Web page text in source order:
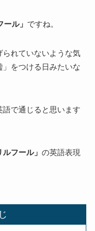
ール」 ですね。
れていないような気
」をつける日みたいな
語で通じると思います
ルフール」 の英語表現